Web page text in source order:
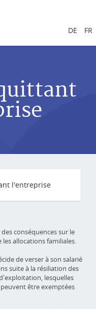
DE FR
l'entreprise
conséquences sur le
allocations familiales.
de verser à son salarié
suite à la résiliation des
lesquelles
être exemptées